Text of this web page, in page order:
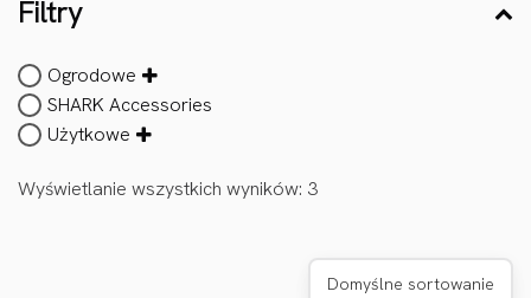
Filtry
Ogrodowe
SHARK Accessories
Użytkowe
Wyświetlanie wszystkich wyników: 3
Domyślne sortowanie